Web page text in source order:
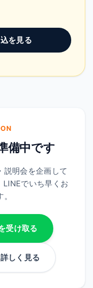
を見る
備中です
説明会を企画して
LINEでいち早くお
受け取る
しく見る